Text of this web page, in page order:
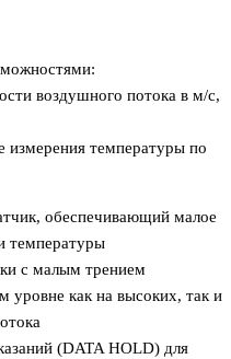
воздушного потока в м/с,
температуры по
обеспечивающий малое
температуры
с малым трением
уровне как на высоких, так и
(DATA HOLD) для